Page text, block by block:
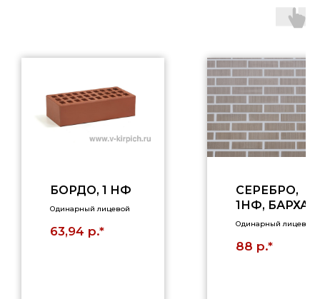
БОРДО, 1 НФ
Одинарный лицевой
63,94 р.*
СЕРЕБРО,
1НФ, БАРХАТ
Одинарный лицевой
88 р.*